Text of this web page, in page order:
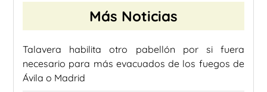
Más Noticias
Talavera habilita otro pabellón por si fuera
necesario para más evacuados de los fuegos de
Ávila o Madrid